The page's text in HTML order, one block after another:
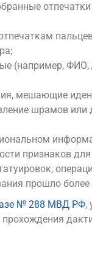
пальцев
(например, ФИО,
мешающие
шрамов или
признаков
прошло более
№ 288 МВД РФ,